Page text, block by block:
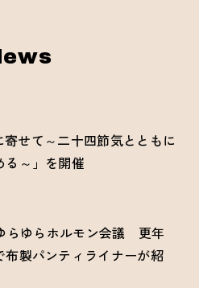
せて～二十四節気とともに
る～」を開催
らゆらホルモン会議 更年
製パンティライナーが紹